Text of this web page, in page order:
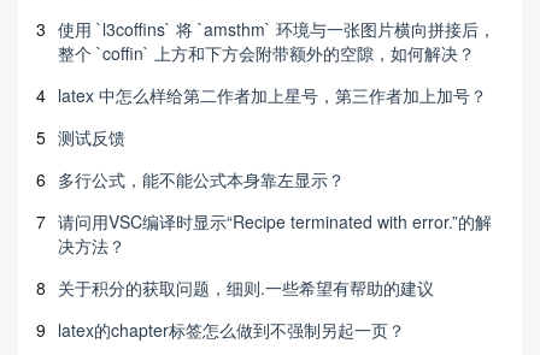
3 使用 `l3coffins` 将 `amsthm` 环境与一张图片横向拼接后，
整个 `coffin` 上方和下方会附带额外的空隙，如何解决？
4 latex 中怎么样给第二作者加上星号，第三作者加上加号？
5 测试反馈
6 多行公式，能不能公式本身靠左显示？
7 请问用VSC编译时显示“Recipe terminated with error.”的解
决方法？
8 关于积分的获取问题，细则.一些希望有帮助的建议
9 latex的chapter标签怎么做到不强制另起一页？